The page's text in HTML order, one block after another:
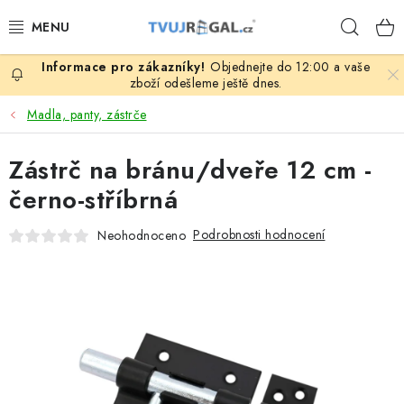
na
ZBOŽÍ ZA NÁKUPNÍ CENY
REGÁLY PODLE ROZMĚRŮ MATERIÁLU A SÉRIÍ
NEREZOVÉ A GASTRO PRODUKTY
FIRMA, GARÁŽ, DÍLNA, SKLEP
Objednejte do 12:00 a vaše
zboží odešleme ještě dnes.
Madla, panty, zástrče
Zástrč na bránu/dveře 12 cm -
černo-stříbrná
Neohodnoceno Podrobnosti hodnocení